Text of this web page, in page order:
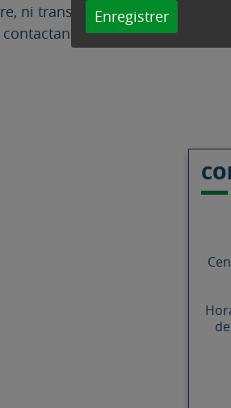
Enregistrer
ni transmises à des tiers.
contactant à